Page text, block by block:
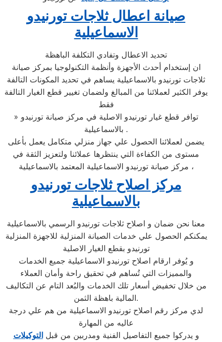
صيانة اعطال ثلاجات تورنيدو
الاسماعيلية
تحديد الاعطال وتفادي التكلفة الباهظة
ان إستخدام أحدث الأجهزة وأنظمة التكنولوجيا بمركز صيانة
ثلاجات تورنيدو بالاسماعيلية يساهم في تحديد المكونات التالفة
يوفر الكثير لعملائنا من المبالغ ولضمان تغيير قطع الغيار التالفة
فقط
» توافر قطع غيار تورنيدو الاصلية في مركز صيانة تورنيدو
بالاسماعيلية .
يضمن لعملائنا الحصول علي جهاز منزلي متكامل يعمل بأعلى
مستوى من الكفاءة التي ينتظرها عملائنا ولتعزيز الثقة في
مركز صيانة تورنيدو الاسماعيلية المعتمد بالاسماعيلية ،
مركز اصلاح ثلاجات تورنيدو
بالاسماعيلية
معنا نحن ضمان و اصلاح ثلاجات تورنيدو الرسمي بالاسماعيلية
يمكنكم الحصول علي خدمات الصيانة المنزلية للاجهزة المنزلية
تورنيدو بقطع الغيار الاصلية
و يُوفر ارقام اصلاح تورنيدو الاسماعيلية جميع الخدمات
والمميزات التي تُساهم في تحقيق راحة وأمان العملاء
من خلال تخفيض أسعار تلك الخدمات والبُعد التام عن التكاليف
المالية باهظة الثمن.
لدي مركز رقم اصلاح تورنيدو الاسماعيلية من هم علي درجة
عاليه من المهارة
و يدركوا جميع التفاصيل الفنية ومدربين من قبلالتوكيلات